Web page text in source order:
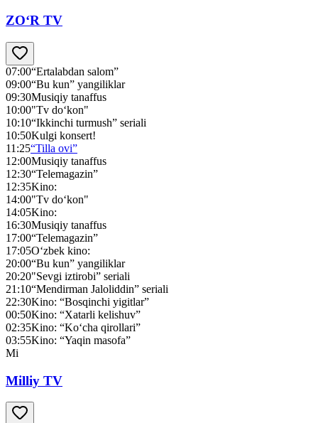
ZO‘R TV
07:00“Ertalabdan salom”
09:00“Bu kun” yangiliklar
09:30Musiqiy tanaffus
10:00"Tv do‘kon"
10:10“Ikkinchi turmush” seriali
10:50Kulgi konsert!
11:25“Tilla ovi”
12:00Musiqiy tanaffus
12:30“Telemagazin”
12:35Kino:
14:00"Tv do‘kon"
14:05Kino:
16:30Musiqiy tanaffus
17:00“Telemagazin”
17:05O‘zbek kino:
20:00“Bu kun” yangiliklar
20:20"Sevgi iztirobi” seriali
21:10“Mendirman Jaloliddin” seriali
22:30Kino: “Bosqinchi yigitlar”
00:50Kino: “Xatarli kelishuv”
02:35Kino: “Ko‘cha qirollari”
03:55Kino: “Yaqin masofa”
Mi
Milliy TV